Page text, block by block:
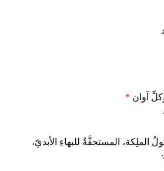
آوان *
الملِكة، المستحقَّةُ للبهاءِ الأبديّ،